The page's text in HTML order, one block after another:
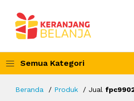
Semua Kategori
Beranda Produk Jual